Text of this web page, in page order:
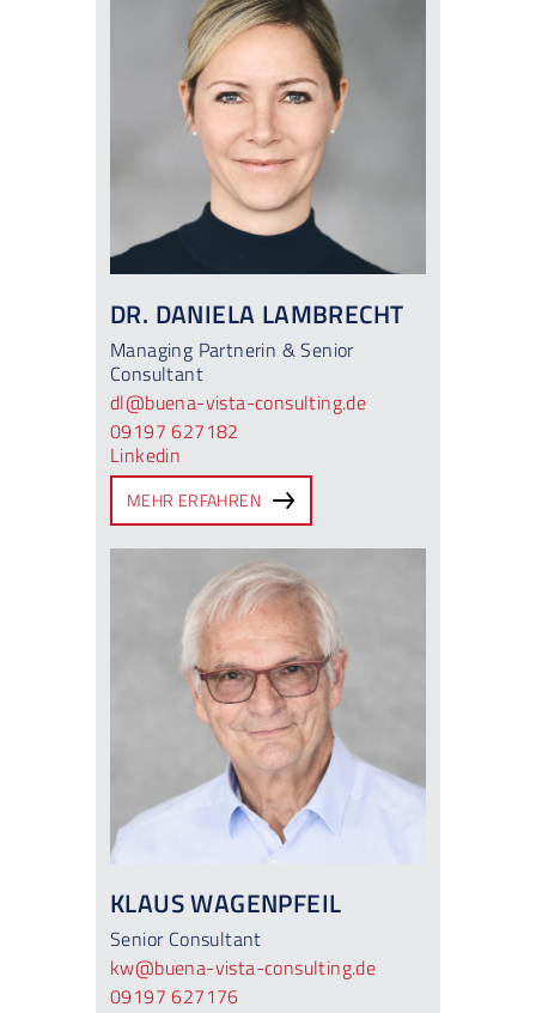
DR. DANIELA LAMBRECHT
Managing Partnerin & Senior
Consultant
dl@buena-vista-consulting.de
09197 627182
Linkedin
MEHR ERFAHREN
KLAUS WAGENPFEIL
Senior Consultant
kw@buena-vista-consulting.de
09197 627176